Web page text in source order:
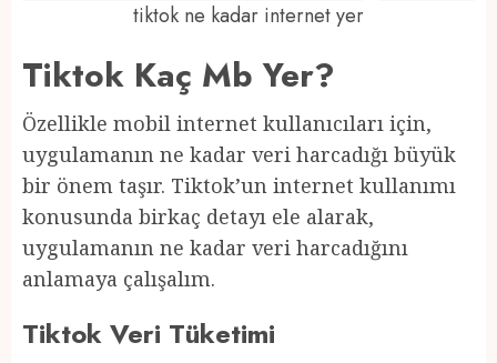
tiktok ne kadar internet yer
Tiktok Kaç Mb Yer?
Özellikle mobil internet kullanıcıları için,
uygulamanın ne kadar veri harcadığı büyük
bir önem taşır. Tiktok’un internet kullanımı
konusunda birkaç detayı ele alarak,
uygulamanın ne kadar veri harcadığını
anlamaya çalışalım.
Tiktok Veri Tüketimi